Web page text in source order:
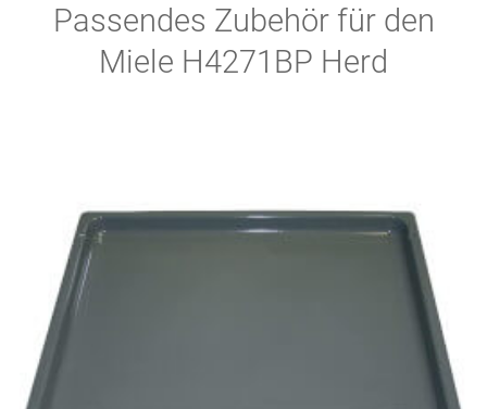
Passendes Zubehör für den
Miele H4271BP Herd